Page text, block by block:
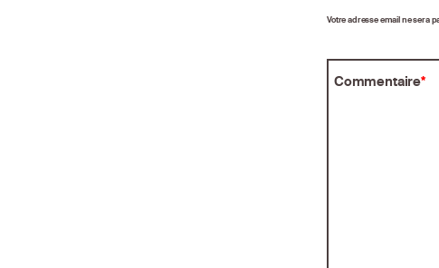
Votre adresse email ne sera
Commentaire*